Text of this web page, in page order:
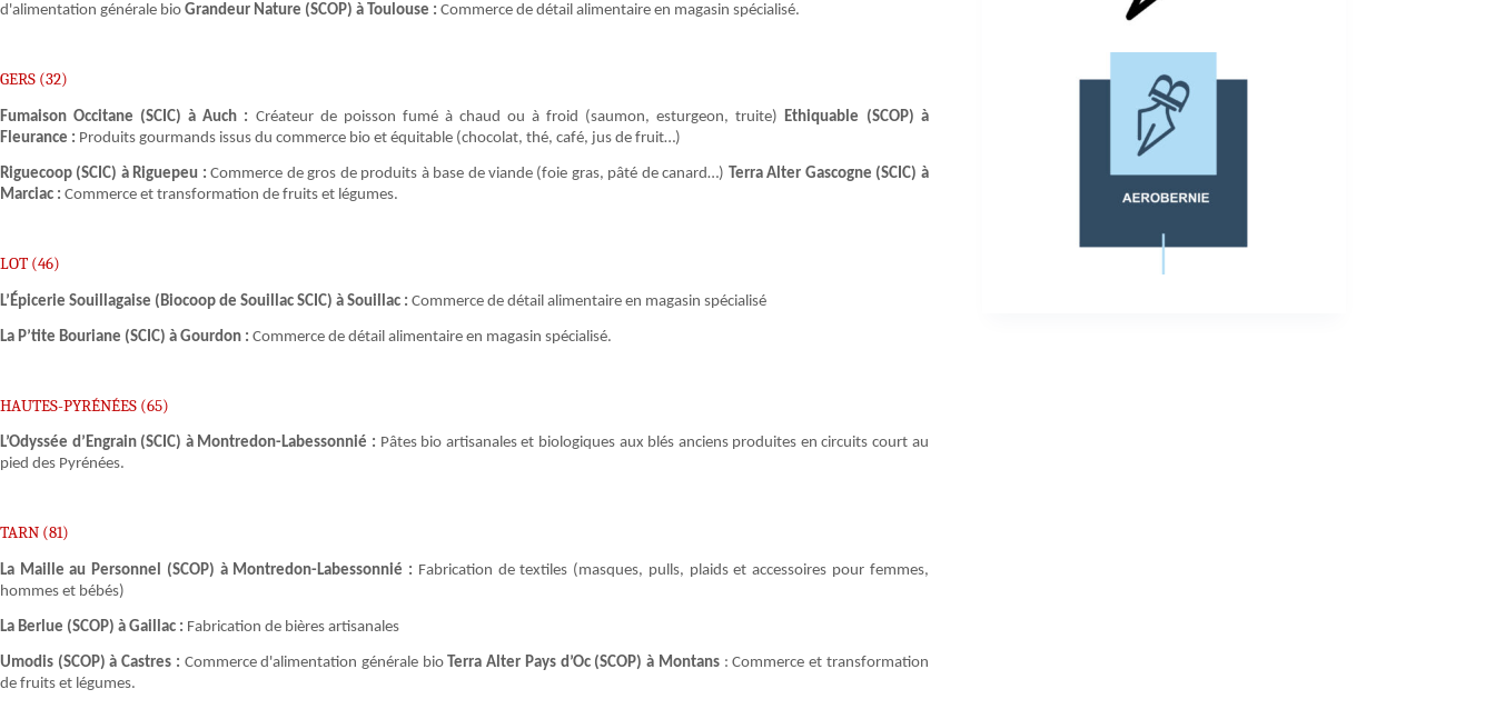
d'alimentation générale bio Grandeur Nature (SCOP) à Toulouse : Commerce de détail alimentaire en magasin spécialisé.
GERS (32)
Fumaison Occitane (SCIC) à Auch : Créateur de poisson fumé à chaud ou à froid (saumon, esturgeon, truite) Ethiquable (SCOP) à
Fleurance : Produits gourmands issus du commerce bio et équitable (chocolat, thé, café, jus de fruit…)
Riguecoop (SCIC) à Riguepeu :Commerce de gros de produits à base de viande (foie gras, pâté de canard…)
Terra Alter Gascogne (SCIC) à
Marciac : Commerce et transformation de fruits et légumes.
LOT (46)
L’Épicerie Souillagaise (Biocoop de Souillac SCIC) à Souillac : Commerce de détail alimentaire en magasin spécialisé
La P’tite Bouriane (SCIC) à Gourdon : Commerce de détail alimentaire en magasin spécialisé.
HAUTES-PYRÉNÉES (65)
L’Odyssée d’Engrain (SCIC) à Montredon-Labessonnié : Pâtes bio artisanales et biologiques aux blés anciens produites en circuits court au
pied des Pyrénées.
TARN (81)
La Maille au Personnel (SCOP) à Montredon-Labessonnié : Fabrication de textiles (masques, pulls, plaids et accessoires pour femmes,
hommes et bébés)
La Berlue (SCOP) à Gaillac : Fabrication de bières artisanales
Umodis (SCOP) à Castres : Commerce d'alimentation générale bio Terra Alter Pays d’Oc (SCOP) à Montans : Commerce et transformation
de fruits et légumes.